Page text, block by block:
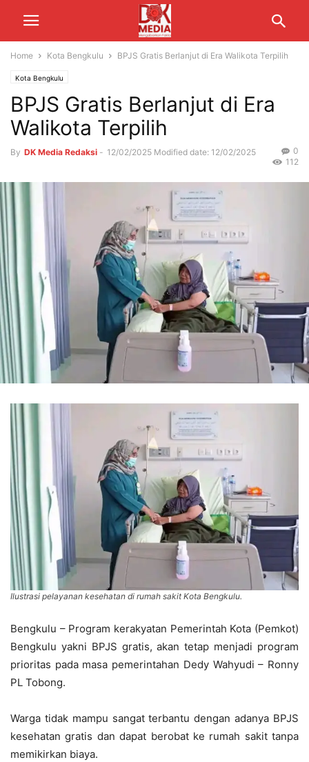
Home Kota Bengkulu BPJS Gratis Berlanjut di Era Walikota Terpilih
Kota Bengkulu
BPJS Gratis Berlanjut di Era
Walikota Terpilih
By DK Media Redaksi - 12/02/2025 Modified date: 12/02/2025
0
112
Ilustrasi pelayanan kesehatan di rumah sakit Kota Bengkulu.
Bengkulu – Program kerakyatan Pemerintah Kota (Pemkot)
Bengkulu yakni BPJS gratis, akan tetap menjadi program
prioritas pada masa pemerintahan Dedy Wahyudi – Ronny
PL Tobong.
Warga tidak mampu sangat terbantu dengan adanya BPJS
kesehatan gratis dan dapat berobat ke rumah sakit tanpa
memikirkan biaya.